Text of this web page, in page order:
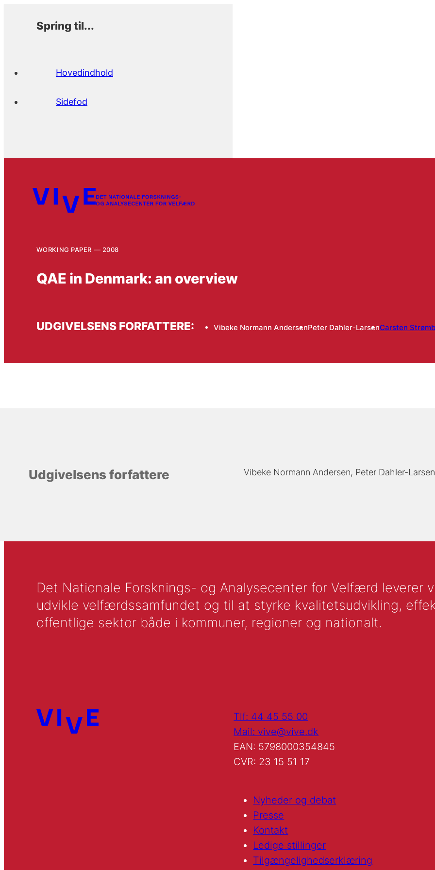
Spring til...
Hovedindhold
Sidefod
WORKING PAPER 2008
QAE in Denmark: an overview
UDGIVELSENS FORFATTERE: Vibeke Normann AndersenPeter Dahler-LarsenCarsten
Udgivelsens forfattere Vibeke Normann Andersen Peter Dahler-Larsen
Det Nationale Forsknings- og Analysecenter for Velfærd leverer
udvikle velfærdssamfundet og til at styrke kvalitetsudvikling,
offentlige sektor både i kommuner, regioner og nationalt.
Tlf: 44 45 55 00
Mail: vive@vive.dk
EAN: 5798000354845
CVR: 23 15 51 17
Nyheder og debat
Presse
Kontakt
Ledige stillinger
Tilgængelighedserklæring